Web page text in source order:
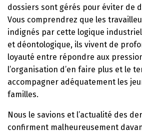
dossiers sont gérés pour éviter de
Vous comprendrez que les
indignés par cette logique
et déontologique, ils vivent de
loyauté entre répondre aux
l’organisation d’en faire plus et le
accompagner adéquatement les
familles.
Nous le savions et l’actualité des
confirment malheureusement